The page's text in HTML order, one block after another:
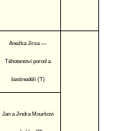
Anežka Jirsa —
Těhotenství porod a
šestinedělí (T)
Jan a Jindra Mourkovi